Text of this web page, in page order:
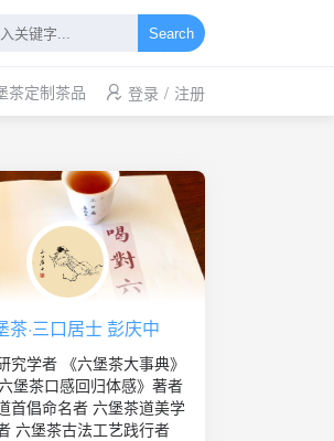
Search
茶定制茶品 登录 / 注册
茶·三口居士 彭庆中
究学者 《六堡茶大事典》
堡茶口感回归体感》著者
首倡命名者 六堡茶道美学
六堡茶古法工艺践行者